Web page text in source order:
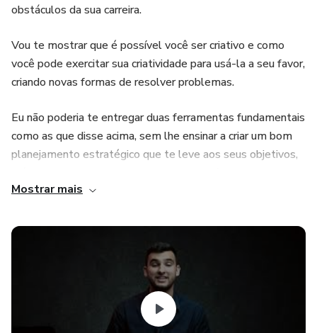
obstáculos da sua carreira.
Vou te mostrar que é possível você ser criativo e como
você pode exercitar sua criatividade para usá-la a seu favor,
criando novas formas de resolver problemas.
Eu não poderia te entregar duas ferramentas fundamentais
como as que disse acima, sem lhe ensinar a criar um bom
planejamento estratégico que te leve aos seus objetivos,
qualquer plano, para qualquer situação.
E para que você gere resultados no seu negócio, vou te
ensinar a vender! Dentro deste curso estão contidas as
principais ferramentas que irão te ajudar a vender mais.
Também você vai compreender o comportamento do
cliente para que consiga negociar de forma eficaz fazendo
Mostrar mais